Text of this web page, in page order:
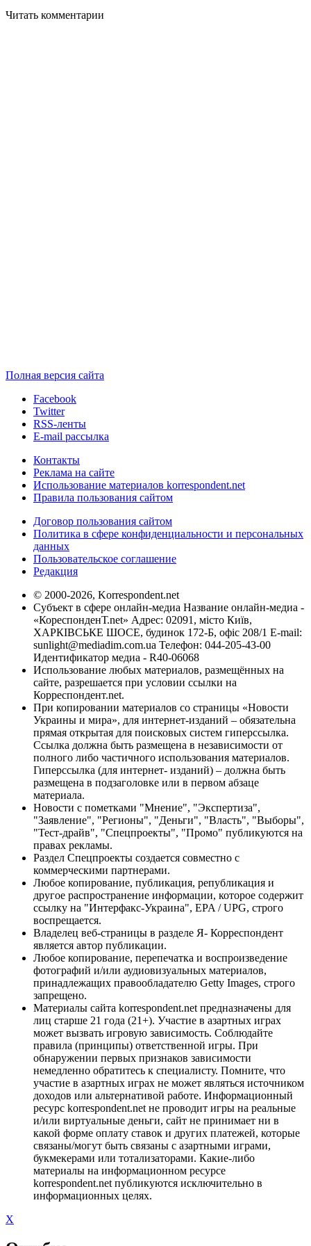
Читать комментарии
Полная версия сайта
Facebook
Twitter
RSS-ленты
E-mail рассылка
Контакты
Реклама на сайте
Использование материалов korrespondent.net
Правила пользования сайтом
Договор пользования сайтом
Политика в сфере конфиденциальности и персональных
данных
Пользовательское соглашение
Редакция
© 2000-2026, Korrespondent.net
Субъект в сфере онлайн-медиа Название онлайн-медиа -
«КореспонденТ.net» Адрес: 02091, місто Київ,
ХАРКІВСЬКЕ ШОСЕ, будинок 172-Б, офіс 208/1 E-mail:
sunlight@mediadim.com.ua Телефон: 044-205-43-00
Идентификатор медиа - R40-06068
Использование любых материалов, размещённых на
сайте, разрешается при условии ссылки на
Корреспондент.net.
При копировании материалов со страницы «Новости
Украины и мира», для интернет-изданий – обязательна
прямая открытая для поисковых систем гиперссылка.
Ссылка должна быть размещена в независимости от
полного либо частичного использования материалов.
Гиперссылка (для интернет- изданий) – должна быть
размещена в подзаголовке или в первом абзаце
материала.
Новости с пометками "Мнение", "Экспертиза",
"Заявление", "Регионы", "Деньги", "Власть", "Выборы",
"Тест-драйв", "Спецпроекты", "Промо" публикуются на
правах рекламы.
Раздел Спецпроекты создается совместно с
коммерческими партнерами.
Любое копирование, публикация, републикация и
другое распространение информации, которое содержит
ссылку на "Интерфакс-Украина", EPA / UPG, строго
воспрещается.
Владелец веб-страницы в разделе Я- Корреспондент
является автор публикации.
Любое копирование, перепечатка и воспроизведение
фотографий и/или аудиовизуальных материалов,
принадлежащих правообладателю Getty Images, строго
запрещено.
Материалы сайта korrespondent.net предназначены для
лиц старше 21 года (21+). Участие в азартных играх
может вызвать игровую зависимость. Соблюдайте
правила (принципы) ответственной игры. При
обнаружении первых признаков зависимости
немедленно обратитесь к специалисту. Помните, что
участие в азартных играх не может являться источником
доходов или альтернативой работе. Информационный
ресурс korrespondent.net не проводит игры на реальные
и/или виртуальные деньги, сайт не принимает ни в
какой форме оплату ставок и других платежей, которые
связаны/могут быть связаны с азартными играми,
букмекерами или тотализаторами. Какие-либо
материалы на информационном ресурсе
korrespondent.net публикуются исключительно в
информационных целях.
X